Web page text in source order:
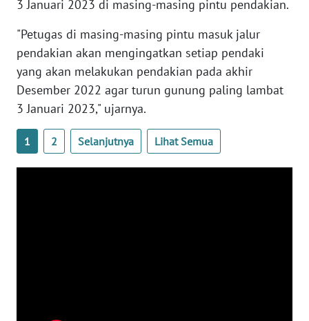
3 Januari 2023 di masing-masing pintu pendakian.
"Petugas di masing-masing pintu masuk jalur
pendakian akan mengingatkan setiap pendaki
yang akan melakukan pendakian pada akhir
Desember 2022 agar turun gunung paling lambat
3 Januari 2023," ujarnya.
1 2 Selanjutnya Lihat Semua
WN
SERAMBI
WN
SULTRA